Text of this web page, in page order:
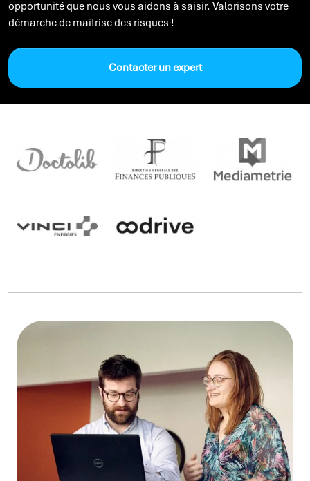
opportunité que nous vous aidons à saisir. Valorisons votre
démarche de maîtrise des risques !
Contacter un expert